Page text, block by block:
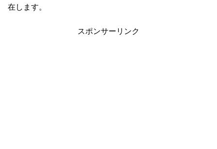
在します。
スポンサーリンク